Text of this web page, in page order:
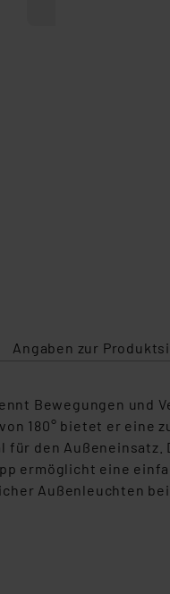
Angaben zur
Bewegungen und
180° bietet er eine
für den
ermöglicht eine
Außenleuchten